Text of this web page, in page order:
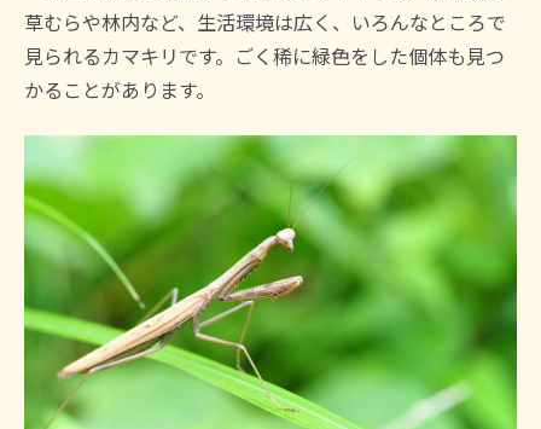
草むらや林内など、生活環境は広く、いろんなところで
見られるカマキリです。ごく稀に緑色をした個体も見つ
かることがあります。